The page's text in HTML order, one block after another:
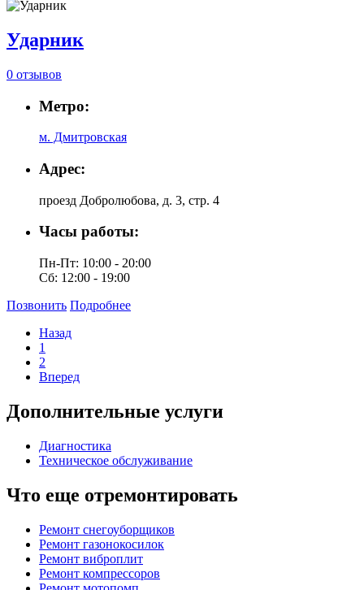
Ударник
0 отзывов
Метро:
м. Дмитровская
Адрес:
проезд Добролюбова, д. 3, стр. 4
Часы работы:
Пн-Пт: 10:00 - 20:00
Сб: 12:00 - 19:00
Позвонить Подробнее
Назад
1
2
Вперед
Дополнительные услуги
Диагностика
Техническое обслуживание
Что еще отремонтировать
Ремонт снегоуборщиков
Ремонт газонокосилок
Ремонт виброплит
Ремонт компрессоров